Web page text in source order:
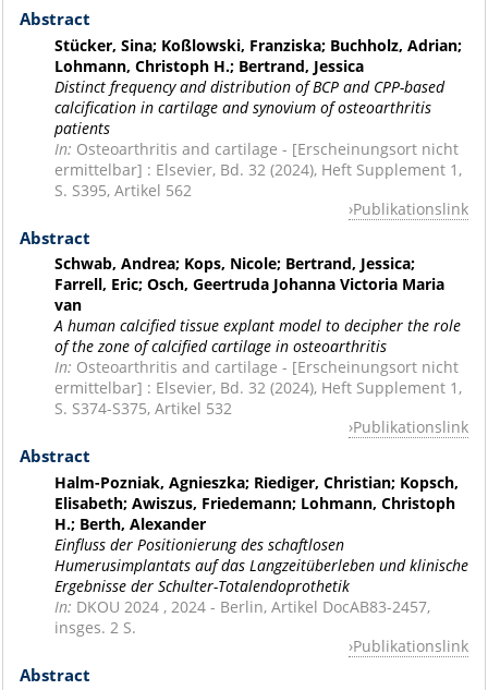
Abstract
Stücker, Sina; Koßlowski, Franziska; Buchholz, Adrian;
Lohmann, Christoph H.; Bertrand, Jessica
Distinct frequency and distribution of BCP and CPP-based
calcification in cartilage and synovium of osteoarthritis
patients
In: Osteoarthritis and cartilage - [Erscheinungsort nicht
ermittelbar] : Elsevier, Bd. 32 (2024), Heft Supplement 1,
S. S395, Artikel 562
Publikationslink
Abstract
Schwab, Andrea; Kops, Nicole; Bertrand, Jessica;
Farrell, Eric; Osch, Geertruda Johanna Victoria Maria
van
A human calcified tissue explant model to decipher the role
of the zone of calcified cartilage in osteoarthritis
In: Osteoarthritis and cartilage - [Erscheinungsort nicht
ermittelbar] : Elsevier, Bd. 32 (2024), Heft Supplement 1,
S. S374-S375, Artikel 532
Publikationslink
Abstract
Halm-Pozniak, Agnieszka; Riediger, Christian; Kopsch,
Elisabeth; Awiszus, Friedemann; Lohmann, Christoph
H.; Berth, Alexander
Einfluss der Positionierung des schaftlosen
Humerusimplantats auf das Langzeitüberleben und klinische
Ergebnisse der Schulter-Totalendoprothetik
In: DKOU 2024 , 2024 - Berlin, Artikel DocAB83-2457,
insges. 2 S.
Publikationslink
Abstract